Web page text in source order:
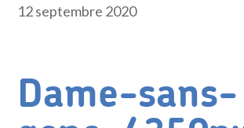
12 septembre 2020
Dame-sans-